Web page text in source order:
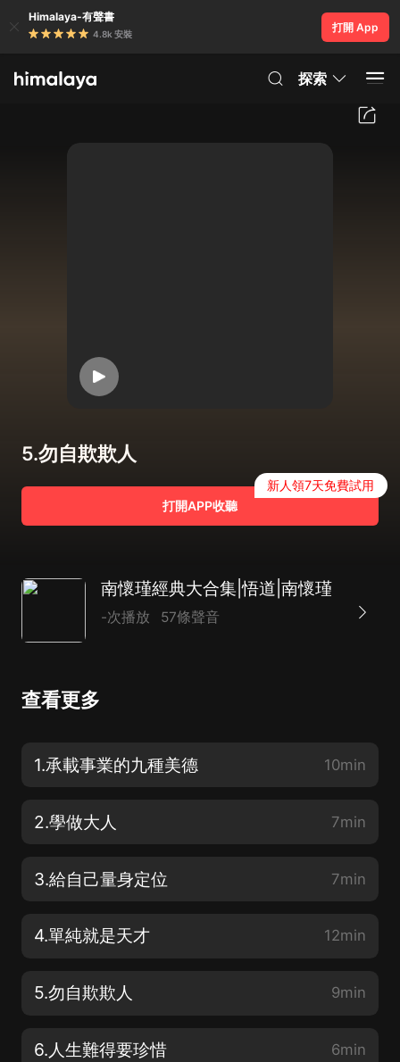
Himalaya-有聲書
4.8k 安裝
打開 App
探索
5.勿自欺欺人
打開APP收聽
新人領7天免費試用
南懷瑾經典大合集|悟道|南懷瑾
-次播放 57條聲音
查看更多
1.承載事業的九種美德 10min
2.學做大人 7min
3.給自己量身定位 7min
4.單純就是天才 12min
5.勿自欺欺人 9min
6.人生難得要珍惜 6min